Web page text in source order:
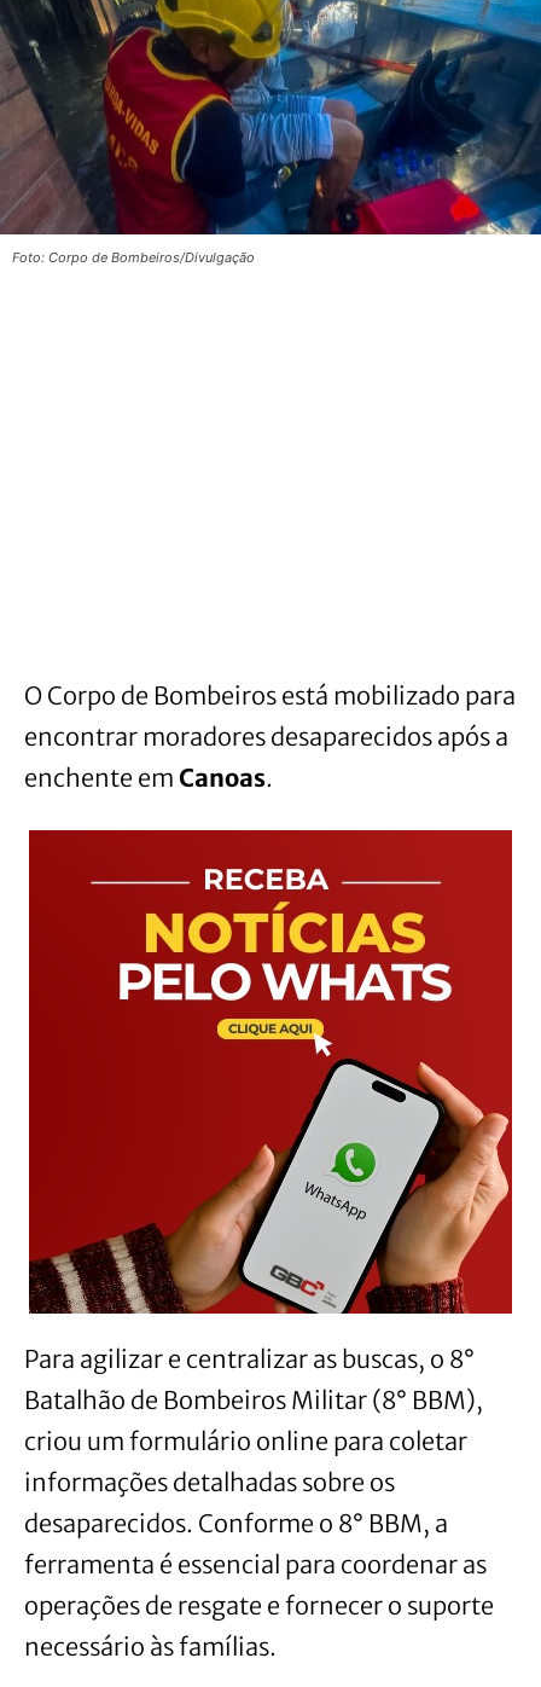
Foto: Corpo de Bombeiros/Divulgação
O Corpo de Bombeiros está mobilizado para
encontrar moradores desaparecidos após a
enchente em Canoas.
Para agilizar e centralizar as buscas, o 8°
Batalhão de Bombeiros Militar (8° BBM),
criou um formulário online para coletar
informações detalhadas sobre os
desaparecidos. Conforme o 8° BBM, a
ferramenta é essencial para coordenar as
operações de resgate e fornecer o suporte
necessário às famílias.